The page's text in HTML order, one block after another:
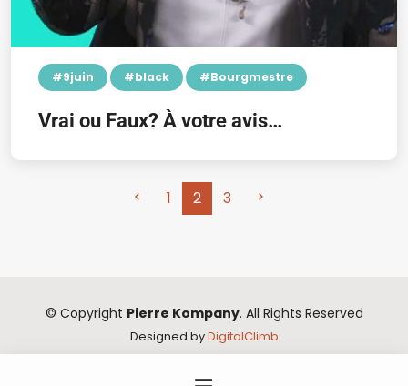
#9juin #black #Bourgmestre
Vrai ou Faux? À votre avis…
1 2 3
© Copyright Pierre Kompany. All Rights Reserved
Designed byDigitalClimb